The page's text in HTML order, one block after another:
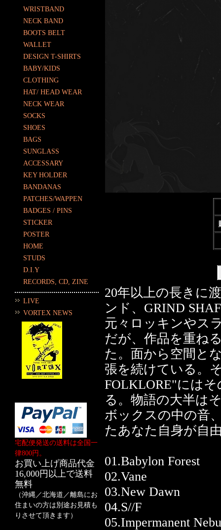
WRISTBAND
NECK BAND
BOOTS BELT
WALLET
DESIGN T-SHIRTS
BABY/KIDS
CLOTHING
HAT/ HEAD WEAR
NECK WEAR
SOCKS
SHOES
BAGS
SUNGLASS
ACCESSARY
KEY HOLDER
BANDANAS
PATCHES/WAPPEN
BADGES / PINS
STICKER
POSTER
HOME
STUDS
D.I.Y
RECORDS, CD, ZINE
LIVE
VORTEX NEWS
宅配便発送の送料は全国一
律800円。
お買い上げ商品代金
16,000円以上で送料
無料
（沖縄／北海道／離島にお
住まいの方は別途お見積も
りさせて頂きます）
20年以上の長きに
ンド、GRIND
元々ロッキンやス
だが、作品を重ね
た。面から空間と
張を続けている。
FOLKLORE"には
る。物語の大半は
ボックスの中の音
たあなた自身が自
01.Babylon Forest
02.Vane
03.New Dawn
04.S//F
05.Impermanent